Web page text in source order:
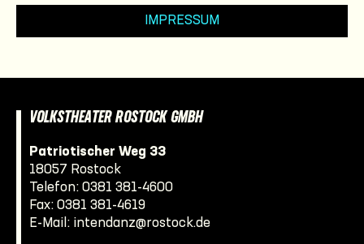
IMPRESSUM
VOLKSTHEATER ROSTOCK GMBH
Patriotischer Weg 33
18057 Rostock
Telefon: 0381 381-4600
Fax: 0381 381-4619
E-Mail: intendanz@rostock.de